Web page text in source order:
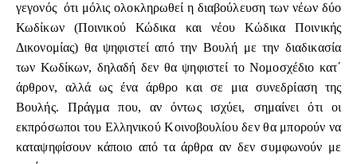
γεγονός ότι μόλις ολοκληρωθεί η διαβούλευση των νέων δύο
Κωδίκων (Ποινικού Κώδικα και νέου Κώδικα Ποινικής
Δικονομίας) θα ψηφιστεί από την Βουλή με την διαδικασία
των Κωδίκων, δηλαδή δεν θα ψηφιστεί το Νομοσχέδιο κατ΄
άρθρον, αλλά ως ένα άρθρο και σε μια συνεδρίαση της
Βουλής. Πράγμα που, αν όντως ισχύει, σημαίνει ότι οι
εκπρόσωποι του Ελληνικού Κοινοβουλίου δεν θα μπορούν να
καταψηφίσουν κάποιο από τα άρθρα αν δεν συμφωνούν με